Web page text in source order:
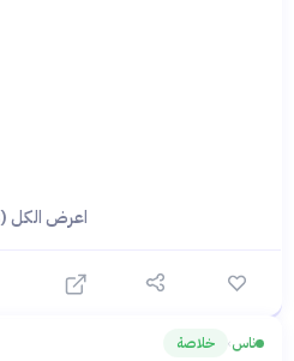
اعرض الكل (8) ←
ناس› خلاصة